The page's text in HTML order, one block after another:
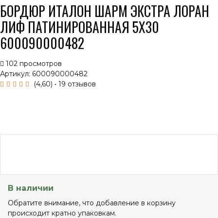
БОРДЮР ИТАЛОН ШАРМ ЭКСТРА ЛОРАН
ЛИФ ПАТИНИРОВАННАЯ 5X30
600090000482
102 просмотров
Артикул: 600090000482
(4,60) • 19 отзывов
В наличии
Обратите внимание, что добавление в корзину
происходит кратно упаковкам.